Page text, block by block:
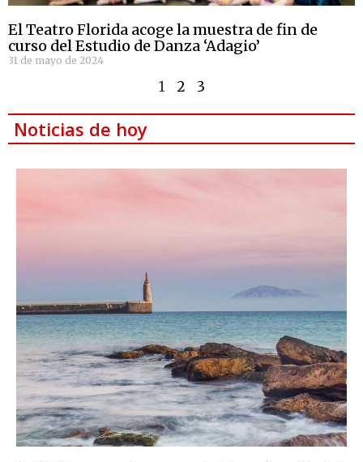
El Teatro Florida acoge la muestra de fin de
curso del Estudio de Danza ‘Adagio’
31 de mayo de 2024
1 2 3
Noticias de hoy